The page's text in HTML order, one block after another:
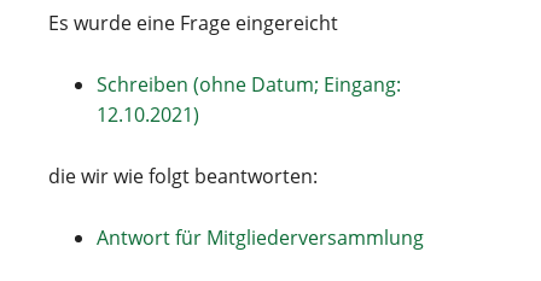
Es wurde eine Frage eingereicht
Schreiben (ohne Datum; Eingang:
12.10.2021)
die wir wie folgt beantworten:
Antwort für Mitgliederversammlung